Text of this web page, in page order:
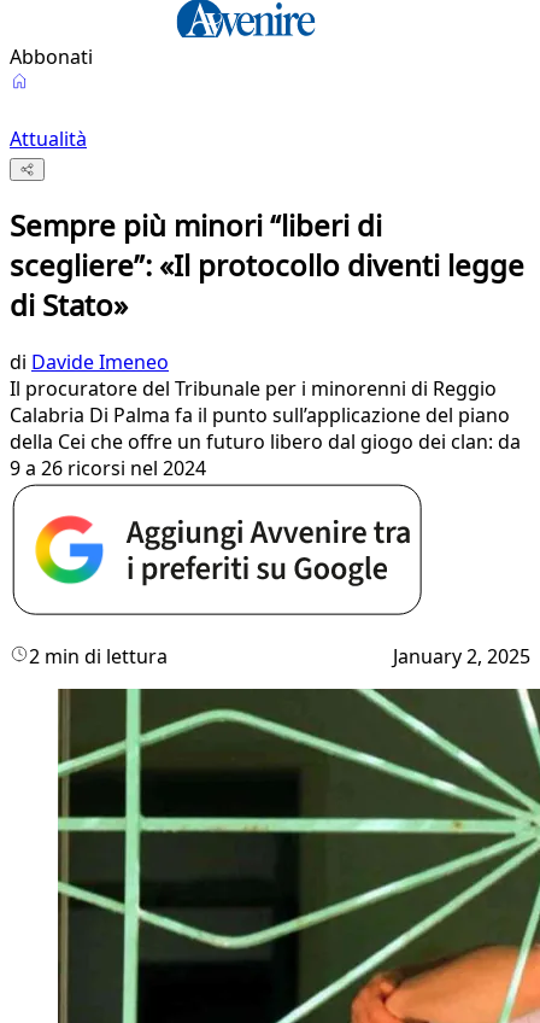
Abbonati
Attualità
Sempre più minori “liberi di
scegliere”: «Il protocollo diventi legge
di Stato»
di Davide Imeneo
Il procuratore del Tribunale per i minorenni di Reggio
Calabria Di Palma fa il punto sull’applicazione del piano
della Cei che offre un futuro libero dal giogo dei clan: da
9 a 26 ricorsi nel 2024
2 min di lettura January 2, 2025